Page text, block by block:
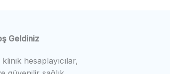
Geldiniz
hesaplayıcılar,